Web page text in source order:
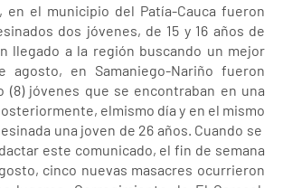
en el municipio del Patía-Cauca fueron
dos jóvenes, de 15 y 16 años de
llegado a la región buscando un mejor
agosto, en Samaniego-Nariño fueron
(8) jóvenes que se encontraban en una
elmismo día y en el mismo
una joven de 26 años. Cuando se
este comunicado, el fin de semana
cinco nuevas masacres ocurrieron